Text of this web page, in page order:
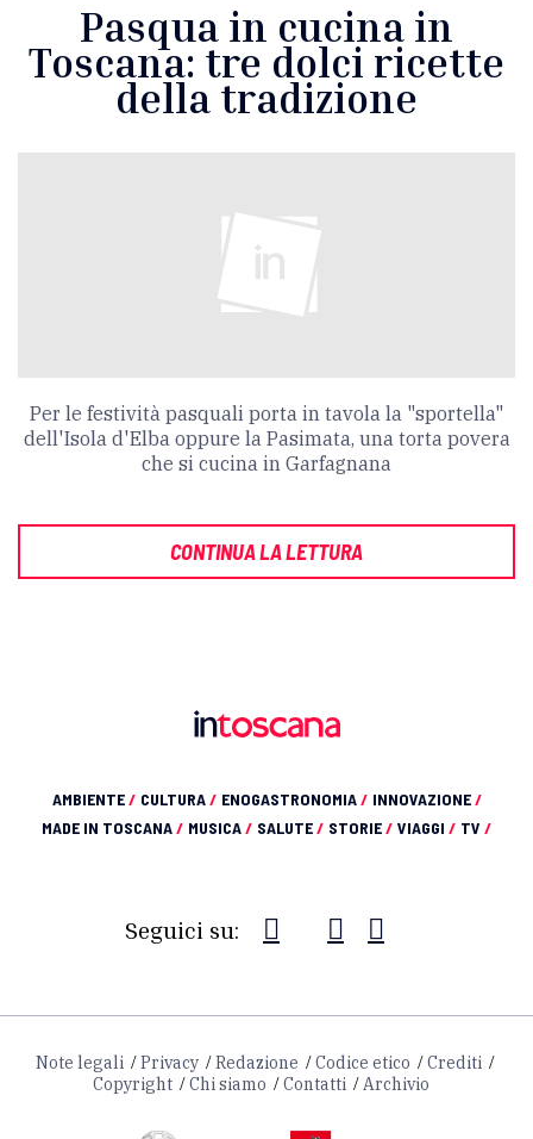
Pasqua in cucina in
Toscana: tre dolci ricette
della tradizione
Per le festività pasquali porta in tavola la "sportella"
dell'Isola d'Elba oppure la Pasimata, una torta povera
che si cucina in Garfagnana
CONTINUA LA LETTURA
AMBIENTE/ CULTURA/ ENOGASTRONOMIA/ INNOVAZIONE/
MADE IN TOSCANA/ MUSICA/ SALUTE/ STORIE/ VIAGGI / TV /
Seguici su:
Note legali Privacy Redazione Codice etico
Crediti
Copyright
Chi siamo Contatti Archivio